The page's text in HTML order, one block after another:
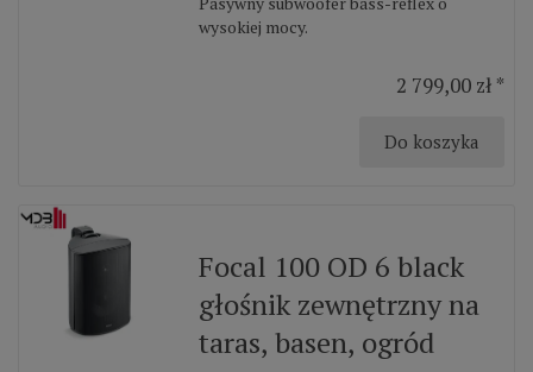
wysokiej mocy.
2 799,00 zł *
Do koszyka
Focal 100 OD 6 black
głośnik zewnętrzny na
taras, basen, ogród